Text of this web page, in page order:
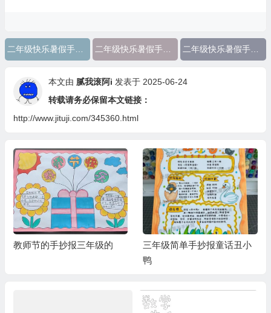
二年级快乐暑假手抄报简单又好看 二年级快乐暑假手抄报怎么画 二年级快乐暑假手抄报 一等奖
本文由 腻我滚阿i 发表于 2025-06-24
转载请务必保留本文链接：
http://www.jituji.com/345360.html
教师节的手抄报三年级的
三年级简单手抄报童话丑小
鸭